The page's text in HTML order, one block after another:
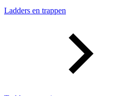
Ladders en trappen